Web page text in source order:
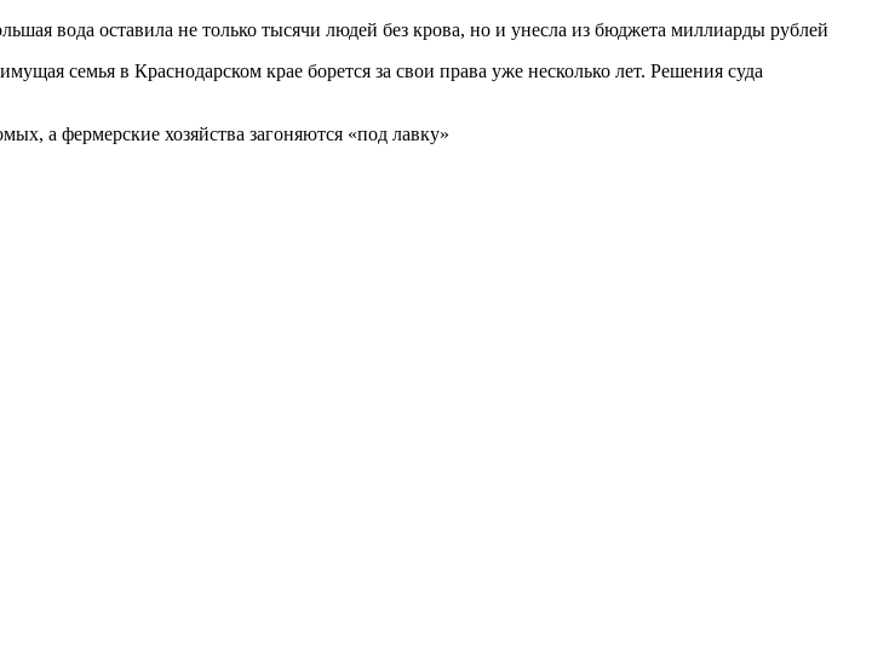
вода оставила не только тысячи людей без крова, но и унесла из бюджета миллиарды рублей
семья в Краснодарском крае борется за свои права уже несколько лет. Решения суда
а фермерские хозяйства загоняются «под лавку»